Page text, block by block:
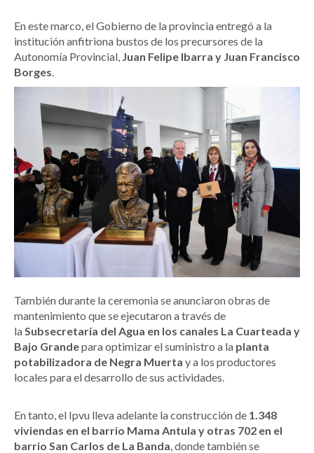
En este marco, el Gobierno de la provincia entregó a la
institución anfitriona bustos de los precursores de la
Autonomía Provincial, Juan Felipe Ibarra y Juan Francisco
Borges
También durante la ceremonia se anunciaron obras de
mantenimiento que se ejecutaron a través de
la Subsecretaría del Agua en los canales La Cuarteada y
Bajo Grandepara optimizar el suministro a la planta
potabilizadora de Negra Muerta y a los productores
locales para el desarrollo de sus actividades.
En tanto, el Ipvu lleva adelante la construcción de 1.348
viviendas en el barrio Mama Antula y otras 702 en el
barrio San Carlos de La Banda , donde también se